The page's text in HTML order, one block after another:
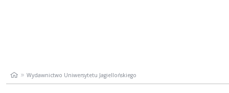
Wydawnictwo Uniwersytetu Jagiellońskiego